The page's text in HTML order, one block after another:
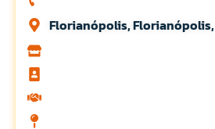
Florianópolis, Florianópolis,